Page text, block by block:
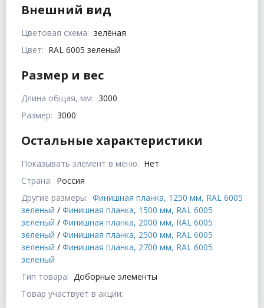
Внешний вид
Цветовая схема: зелёная
Цвет: RAL 6005 зеленый
Размер и вес
Длина общая, мм: 3000
Размер: 3000
Остальные характеристики
Показывать элемент в меню: Нет
Страна: Россия
Другие размеры: Финишная планка, 1250 мм, RAL 6005
зеленый / Финишная планка, 1500 мм, RAL 6005
зеленый / Финишная планка, 2000 мм, RAL 6005
зеленый / Финишная планка, 2500 мм, RAL 6005
зеленый / Финишная планка, 2700 мм, RAL 6005
зеленый
Тип товара: Доборные элементы
Товар участвует в акции: